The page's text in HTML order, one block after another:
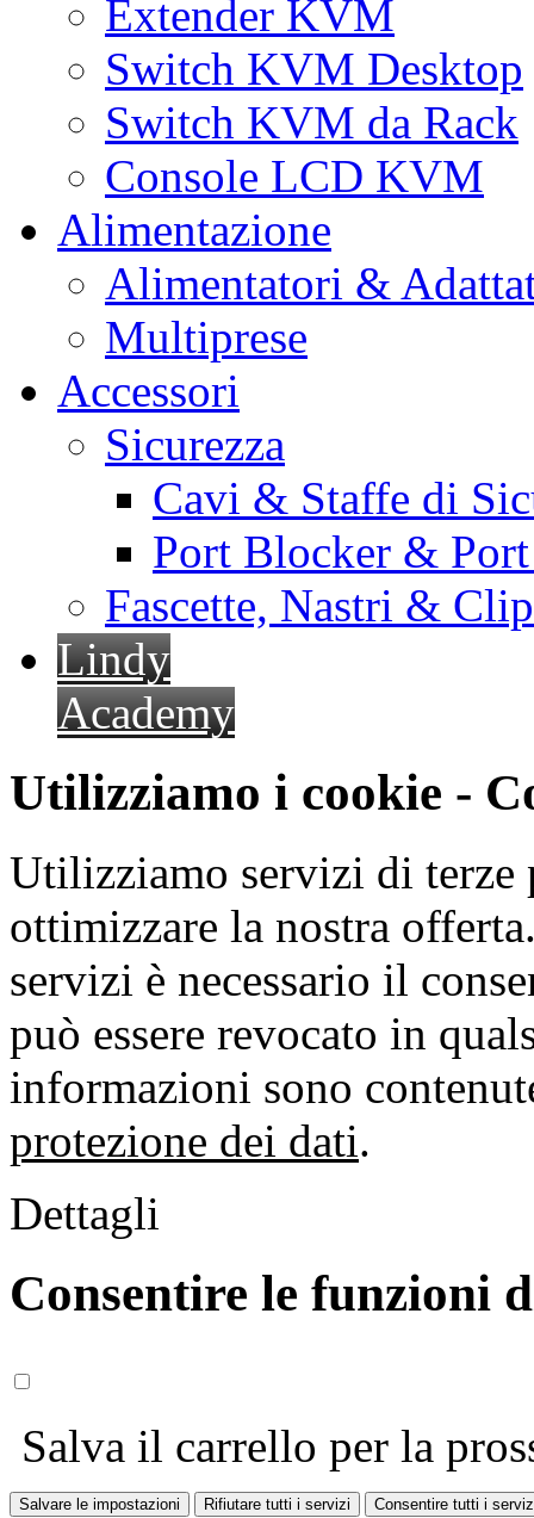
Extender KVM
Switch KVM Desktop
Switch KVM da Rack
Console LCD KVM
Alimentazione
Alimentatori &
Multiprese
Accessori
Sicurezza
Cavi & Staffe di
Port Blocker &
Fascette, Nastri &
Lindy
Academy
Utilizziamo i cookie -
Utilizziamo servizi di terze
ottimizzare la nostra
servizi è necessario il
può essere revocato in
informazioni sono
protezione dei dati.
Dettagli
Consentire le funzioni
Salva il carrello per la
Salvare le impostazioni Rifiutare tutti i servizi Consentire tutti i